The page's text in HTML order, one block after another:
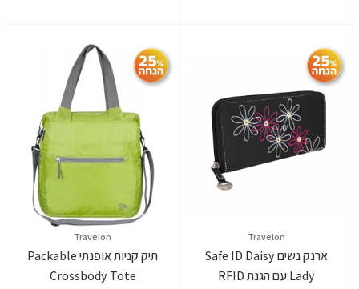
Travelon
ארנק נשים Safe ID Daisy
Lady עם הגנת RFID
Travelon
תיק קניות אופנתי Packable
Crossbody Tote